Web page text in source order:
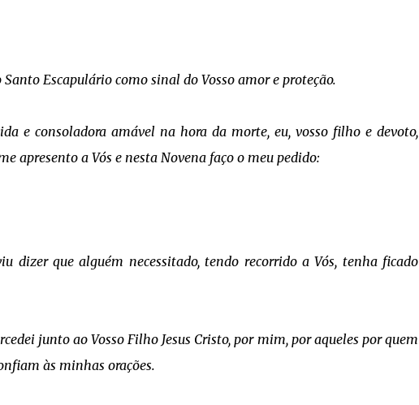
Escapulário como sinal do Vosso amor e proteção.
e consoladora amável na hora da morte, eu, vosso filho e devoto,
apresento a Vós e nesta Novena faço o meu pedido:
dizer que alguém necessitado, tendo recorrido a Vós, tenha ficado
junto ao Vosso Filho Jesus Cristo, por mim, por aqueles por quem
às minhas orações.